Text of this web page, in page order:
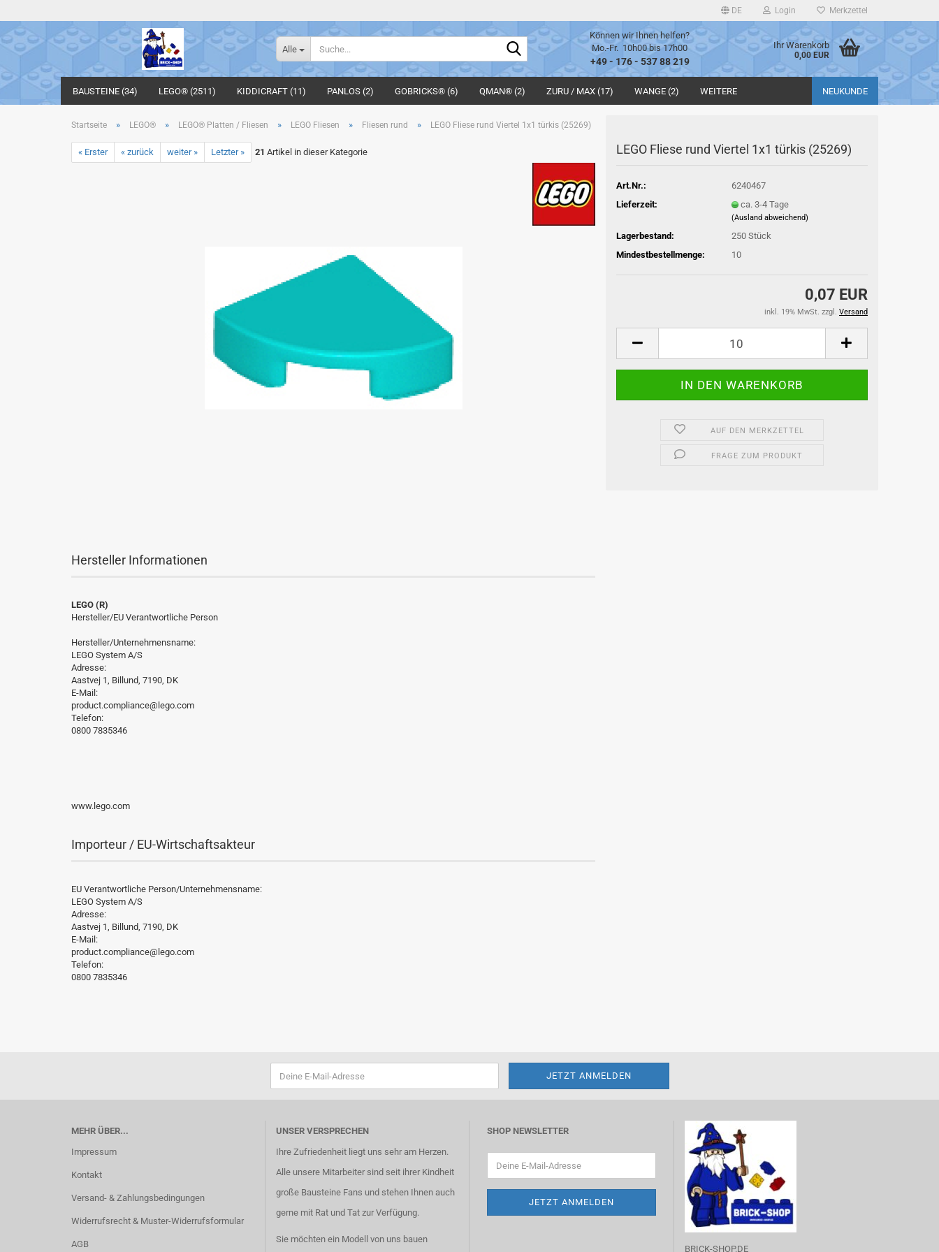
DE Login Merkzettel
Alle
Suche...
Können wir Ihnen helfen?
Mo.-Fr. 10h00 bis 17h00
+49 - 176 - 537 88 219
Ihr Warenkorb
0,00 EUR
BAUSTEINE (34) LEGO® (2511) KIDDICRAFT (11) PANLOS (2) GOBRICKS® (6) QMAN® (2) ZURU / MAX (17) WANGE (2) NEUKUNDE
WEITERE
Startseite » LEGO® » LEGO® Platten / Fliesen » LEGO Fliesen » Fliesen rund » LEGO Fliese rund Viertel 1x1 türkis (25269)
« Erster « zurück weiter » Letzter » 21 Artikel in dieser Kategorie LEGO Fliese rund Viertel 1x1 türkis (25269)
Art.Nr.:
6240467
Lieferzeit:
ca. 3-4 Tage
(Ausland abweichend)
Lagerbestand: 250 Stück
Mindestbestellmenge:
10
0,07 EUR
inkl. 19% MwSt. zzgl. Versand
AUF DEN MERKZETTEL
FRAGE ZUM PRODUKT
Hersteller Informationen
LEGO (R)
Hersteller/EU Verantwortliche Person
Hersteller/Unternehmensname:
LEGO System A/S
Adresse:
Aastvej 1, Billund, 7190, DK
E-Mail:
product.compliance@lego.com
Telefon:
0800 7835346
www.lego.com
Importeur / EU-Wirtschaftsakteur
EU Verantwortliche Person/Unternehmensname:
LEGO System A/S
Adresse:
Aastvej 1, Billund, 7190, DK
E-Mail:
product.compliance@lego.com
Telefon:
0800 7835346
MEHR ÜBER...
Impressum
Kontakt
Versand- & Zahlungsbedingungen
Widerrufsrecht & Muster-Widerrufsformular
AGB
UNSER VERSPRECHEN
Ihre Zufriedenheit liegt uns sehr am Herzen.
Alle unsere Mitarbeiter sind seit ihrer Kindheit
große Bausteine Fans und stehen Ihnen auch
gerne mit Rat und Tat zur Verfügung.
Sie möchten ein Modell von uns bauen
SHOP NEWSLETTER
BRICK-SHOP.DE